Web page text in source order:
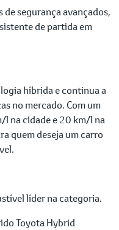
de segurança avançados,
de partida em
híbrida e continua a
no mercado. Com um
l na cidade e 20 km/l na
quem deseja um carro
líder na categoria.
Toyota Hybrid